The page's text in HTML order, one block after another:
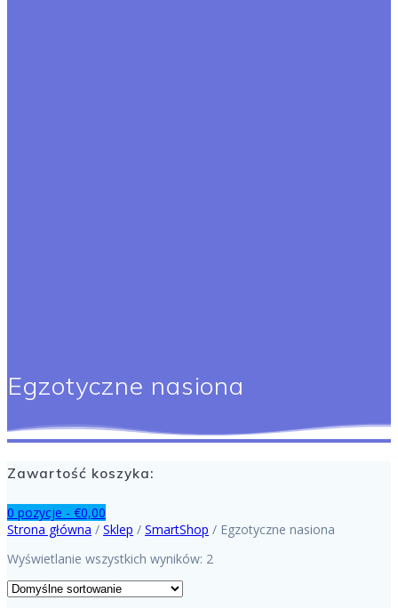
Egzotyczne nasiona
Zawartość koszyka:
0 pozycje - €0,00
Strona główna / Sklep / SmartShop / Egzotyczne nasiona
Wyświetlanie wszystkich wyników: 2